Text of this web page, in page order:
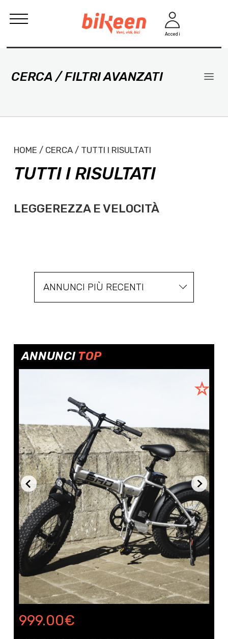
Accedi
CERCA / FILTRI AVANZATI
HOME / CERCA / TUTTI I RISULTATI
TUTTI I RISULTATI
LEGGEREZZA E VELOCITÀ
ANNUNCI PIÙ RECENTI
ANNUNCI TOP
999.00€